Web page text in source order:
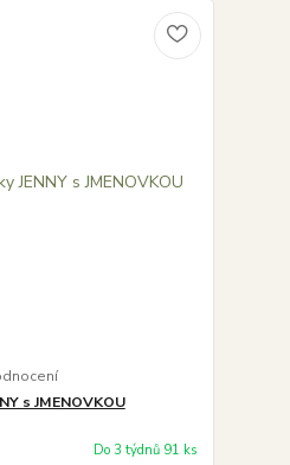
s JMENOVKOU
Do 3 týdnů 91 ks